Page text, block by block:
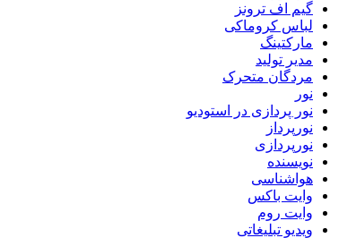
گیم اف ترونز
لباس کروماکی
مارکتینگ
مدیر تولید
مردگان متحرک
نور
نور پردازی در استودیو
نورپرداز
نورپردازی
نویسنده
هواشناسی
وایت باکس
وایت روم
ویدیو تبلیغاتی